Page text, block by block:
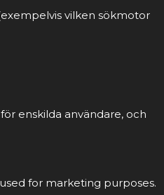
vilken sökmotor
enskilda användare, och
for marketing purposes.